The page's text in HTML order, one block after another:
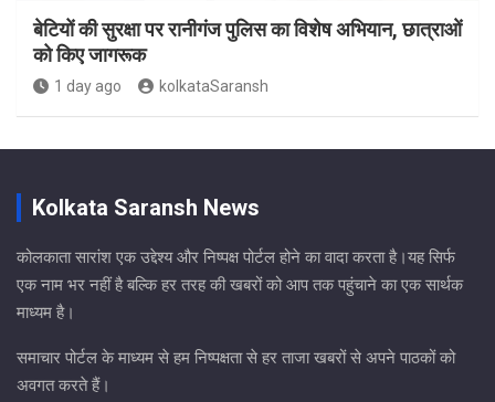
बेटियों की सुरक्षा पर रानीगंज पुलिस का विशेष अभियान, छात्राओं
को किए जागरूक
1 day ago kolkataSaransh
Kolkata Saransh News
कोलकाता सारांश एक उद्देश्य और निष्पक्ष पोर्टल होने का वादा करता है।यह सिर्फ
एक नाम भर नहीं है बल्कि हर तरह की खबरों को आप तक पहुंचाने का एक सार्थक
माध्यम है।
समाचार पोर्टल के माध्यम से हम निष्पक्षता से हर ताजा खबरों से अपने पाठकों को
अवगत करते हैं।